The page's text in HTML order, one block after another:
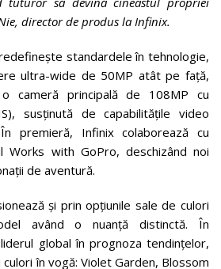
director de produs la Infinix.
standardele în tehnologie,
ultra-wide de 50MP atât pe față,
principală de 108MP cu
susținută de capabilitățile video
premieră, Infinix colaborează cu
Works with GoPro, deschizând noi
de aventură.
și prin opțiunile sale de culori
având o nuanță distinctă. În
global în prognoza tendințelor,
în vogă: Violet Garden, Blossom